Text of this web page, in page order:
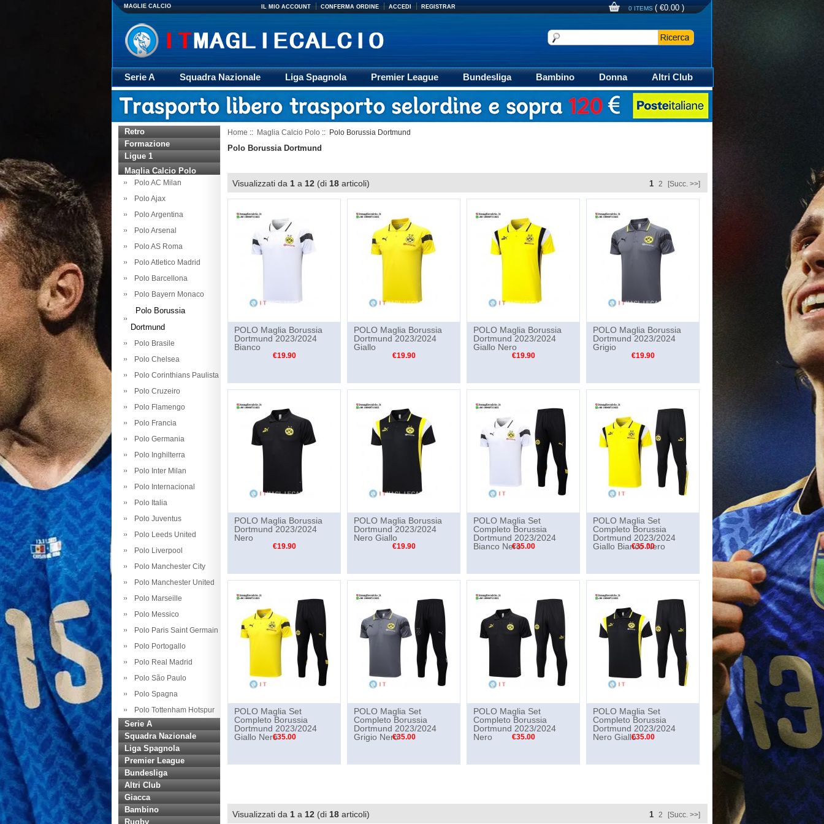
MAGLIE CALCIO IL MIO ACCOUNT CONFERMA ORDINE ACCEDI REGISTRAR 0 ITEMS ( €0.00 )
Serie A Squadra Nazionale Liga Spagnola Premier League Bundesliga Bambino Donna
Altri Club
Giacca
Rugby trasporto Retro Formazione Maglia Calcio Polo
Retro
Formazione
Ligue 1
Maglia Calcio Polo
Polo AC Milan
Polo Ajax
Polo Argentina
Polo Arsenal
Polo AS Roma
Polo Atletico Madrid
Polo Barcellona
Polo Bayern Monaco
Polo Borussia
Dortmund
Polo Brasile
Polo Chelsea
Polo Corinthians Paulista
Polo Cruzeiro
Polo Flamengo
Polo Francia
Polo Germania
Polo Inghilterra
Polo Inter Milan
Polo Internacional
Polo Italia
Polo Juventus
Polo Leeds United
Polo Liverpool
Polo Manchester City
Polo Manchester United
Polo Marseille
Polo Messico
Polo Paris Saint Germain
Polo Portogallo
Polo Real Madrid
Polo São Paulo
Polo Spagna
Polo Tottenham Hotspur
Serie A
Squadra Nazionale
Liga Spagnola
Premier League
Bundesliga
Altri Club
Giacca
Bambino
Rugby
Home :: Maglia Calcio Polo :: Polo Borussia Dortmund
Polo Borussia Dortmund
Visualizzati da 1 a 12 (di 18 articoli) 1 2 [Succ. >>]
POLO Maglia Borussia
Dortmund 2023/2024
Bianco
€19.90
POLO Maglia Borussia
Dortmund 2023/2024
Giallo
€19.90
POLO Maglia Borussia
Dortmund 2023/2024
Giallo Nero
€19.90
POLO Maglia Borussia
Dortmund 2023/2024
Grigio
€19.90
POLO Maglia Borussia
Dortmund 2023/2024
Nero
€19.90
POLO Maglia Borussia
Dortmund 2023/2024
Nero Giallo
€19.90
POLO Maglia Set
Completo Borussia
Dortmund 2023/2024
Bianco Nero€35.00
POLO Maglia Set
Completo Borussia
Dortmund 2023/2024
Giallo Bianco Nero
€35.00
POLO Maglia Set
Completo Borussia
Dortmund 2023/2024
Giallo Nero€35.00
POLO Maglia Set
Completo Borussia
Dortmund 2023/2024
Grigio Nero€35.00
POLO Maglia Set
Completo Borussia
Dortmund 2023/2024
Nero
€35.00
POLO Maglia Set
Completo Borussia
Dortmund 2023/2024
Nero Giallo€35.00
Visualizzati da 1 a 12 (di 18 articoli) 1 2 [Succ. >>]